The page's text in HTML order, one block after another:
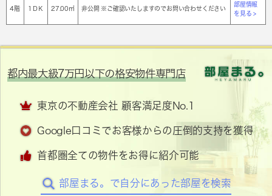
4階 1ＤＫ 27.00㎡ 非公開 ※ご確認いたしますのでお問い合わせください
部屋情報
を見る >
都内最大級7万円以下の格安物件専門店
東京の不動産会社 顧客満足度No.1
Google口コミでお客様からの圧倒的支持を獲得
首都圏全ての物件をお得に紹介可能
部屋まる。で自分にあった部屋を検索